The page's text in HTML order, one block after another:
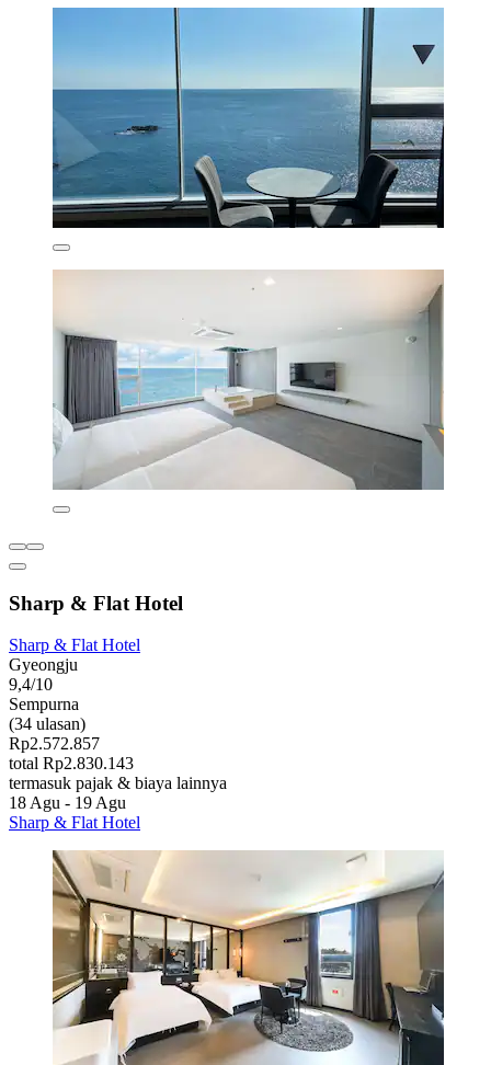
Sharp & Flat Hotel
Sharp & Flat Hotel
Gyeongju
9,4/10
Sempurna
(34 ulasan)
Rp2.572.857
total Rp2.830.143
termasuk pajak & biaya lainnya
18 Agu - 19 Agu
Sharp & Flat Hotel